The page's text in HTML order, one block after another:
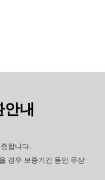
내
합니다.
경우 보증기간 동안 무상